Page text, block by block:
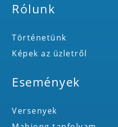
Rólunk
Történetünk
Képek az üzletről
Események
Versenyek